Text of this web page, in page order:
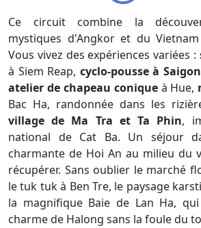
Ce circuit combine la
mystiques d'Angkor et du
Vous vivez des expériences variées :
à Siem Reap, cyclo-pousse à Saigon
atelier de chapeau coniqueà Hue,
Bac Ha, randonnée dans les
village de Ma Tra et Ta Phin,
national de Cat Ba. Un séjour
charmante de Hoi An au milieu du
récupérer. Sans oublier le marché
le tuk tuk à Ben Tre, le paysage
la magnifique Baie de Lan Ha,
charme de Halong sans la foule du